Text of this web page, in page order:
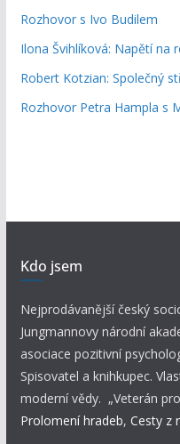
Rozhovor s Ivo Budilem
Ilona Švihlíková: Napětí na
Robert Kotzian: Společný
Rozhovor Petra Hampla s
Kdo jsem
Nejprodávanější český
Jungmannovy národní
asociace pozitivní
Spisovatel a knihkupec.
moderní vědy. „Veterán
Prolomení hradeb, Cesty z